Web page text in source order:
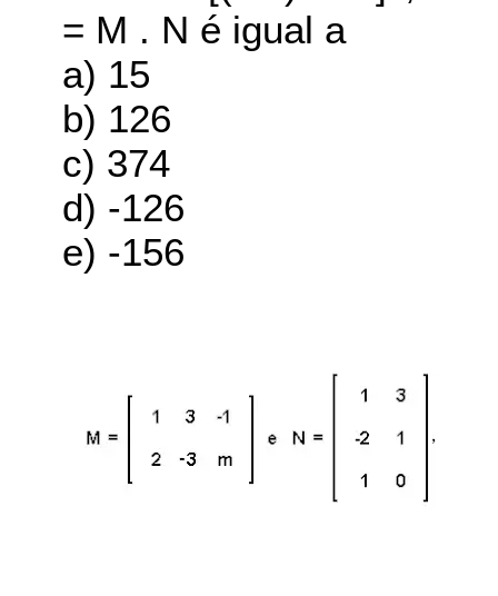
= M . N é igual a
a) 15
b) 126
c) 374
d) -126
e) -156